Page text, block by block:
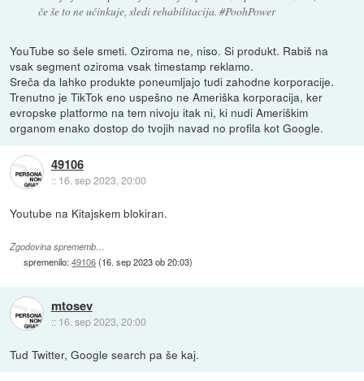
če še to ne učinkuje, sledi rehabilitacija. #PoohPower
YouTube so šele smeti. Oziroma ne, niso. Si produkt. Rabiš na
vsak segment oziroma vsak timestamp reklamo.
Sreča da lahko produkte poneumljajo tudi zahodne korporacije.
Trenutno je TikTok eno uspešno ne Ameriška korporacija, ker
evropske platformo na tem nivoju itak ni, ki nudi Ameriškim
organom enako dostop do tvojih navad no profila kot Google.
49106
:: 16. sep 2023, 20:00
Youtube na Kitajskem blokiran.
Zgodovina sprememb…
spremenilo:49106(16. sep 2023 ob 20:03)
mtosev
:: 16. sep 2023, 20:00
Tud Twitter, Google search pa še kaj.